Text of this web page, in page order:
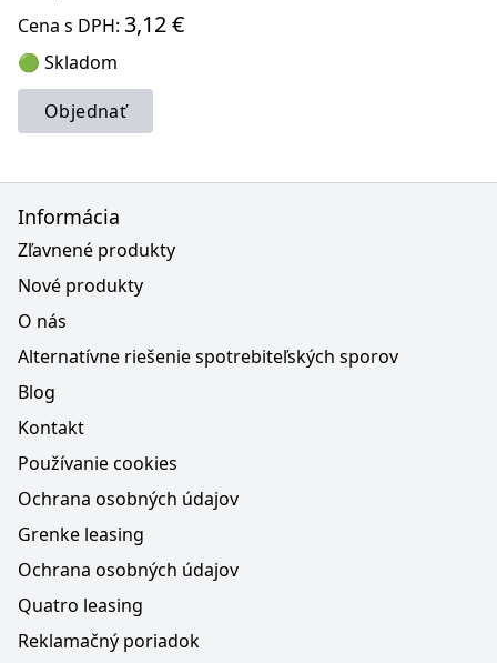
Cena s DPH: 3,12 €
🟢 Skladom
Objednať
Informácia
Zľavnené produkty
Nové produkty
O nás
Alternatívne riešenie spotrebiteľských sporov
Blog
Kontakt
Používanie cookies
Ochrana osobných údajov
Grenke leasing
Ochrana osobných údajov
Quatro leasing
Reklamačný poriadok